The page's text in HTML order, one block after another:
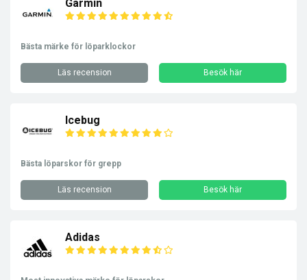
Garmin
Bästa märke för löparklockor
Läs recension Besök här
Icebug
Bästa löparskor för grepp
Läs recension Besök här
Adidas